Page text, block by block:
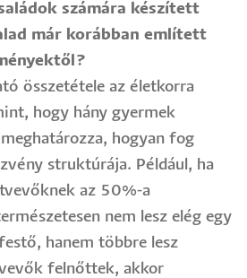
számára készített
már korábban említett
összetétele az életkorra
hogy hány gyermek
hogyan fog
struktúrája. Például, ha
az 50%-a
nem lesz elég egy
hanem többre lesz
felnőttek, akkor